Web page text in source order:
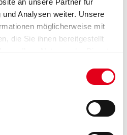
Analysen weiter. Unsere
möglicherweise mit
die Sie ihnen bereitgestellt
Ihrer Nutzung der Dienste